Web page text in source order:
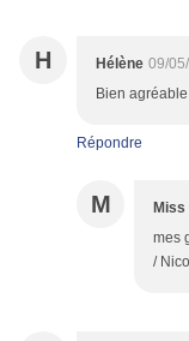
H Hélène 09/
Bien
Répondre
M Miss
mes
/